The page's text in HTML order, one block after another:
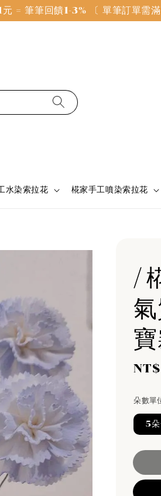
= 筆筆回饋1-3% 〔 單筆訂單需
水染索拉花 椛家手工噴染索拉花
/
寶
Sale
朵數單
5